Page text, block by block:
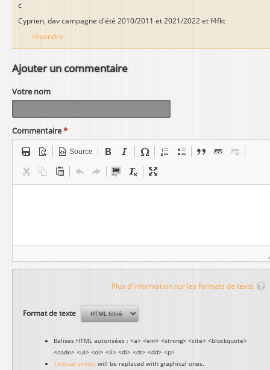
c
Cyprien, dav campagne d'été 2010/2011 et 2021/2022 et f4fkt
répondre
Ajouter un commentaire
Votre nom
Commentaire*
Source
Plus d'information sur les formats de texte
Format de texte
Balises HTML autorisées : <a> <em> <strong> <cite> <blockquote>
<code> <ul> <ol> <li> <dl> <dt> <dd> <p>
Textual smiley will be replaced with graphical ones.